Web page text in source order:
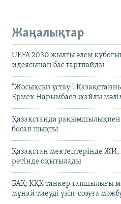
Жаңалықтар
UEFA 2030 жылғы әлем
идеясынан бас тартпайды
"Жосықсыз ұстау".
Ермек Нарымбаев жайлы
Қазақстанда
босап шықты
Қазақстан мектептерінде ЖИ,
ретінде оқытылады
БАҚ: КҚК танкер тапшылығы
мұнай тиеуді үзіп-созуға